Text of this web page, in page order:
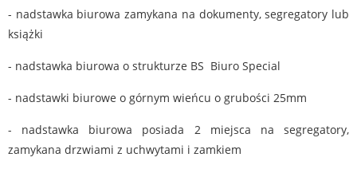
- nadstawka biurowa zamykana na dokumenty, segregatory lub
książki
- nadstawka biurowa o strukturze BS Biuro Special
- nadstawki biurowe o górnym wieńcu o grubości 25mm
- nadstawka biurowa posiada 2 miejsca na segregatory,
zamykana drzwiami z uchwytami i zamkiem